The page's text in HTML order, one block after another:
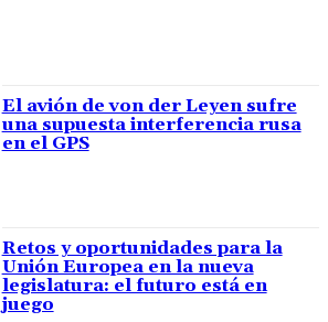
El avión de von der Leyen sufre
una supuesta interferencia rusa
en el GPS
Retos y oportunidades para la
Unión Europea en la nueva
legislatura: el futuro está en
juego